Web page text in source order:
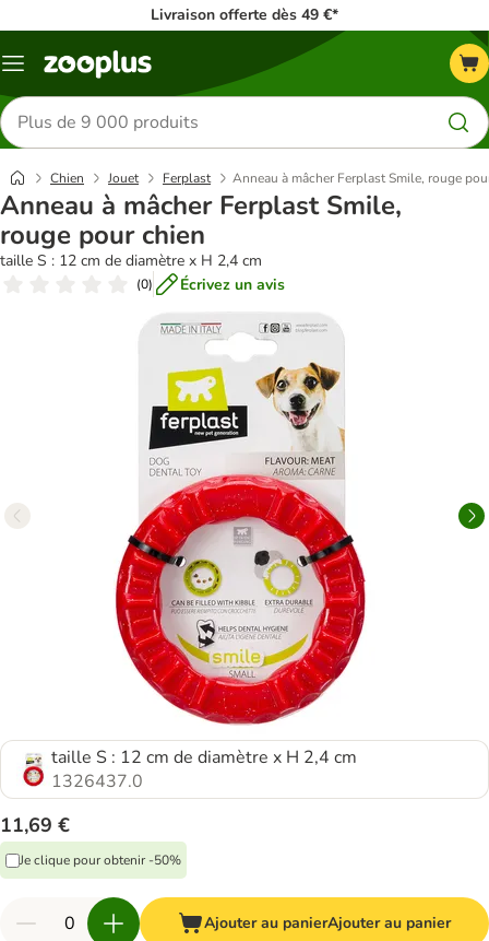
Livraison offerte dès 49 €*
Menu
Rechercher
des
produits
Chien Jouet Ferplast Anneau à mâcher Ferplast Smile, rouge
Anneau à mâcher Ferplast Smile,
rouge pour chien
taille S : 12 cm de diamètre x H 2,4 cm
(0) Écrivez un avis
taille S : 12 cm de diamètre x H 2,4 cm
1326437.0
11,69 €
Je clique pour obtenir -50%
Ajouter au panierAjouter au panier